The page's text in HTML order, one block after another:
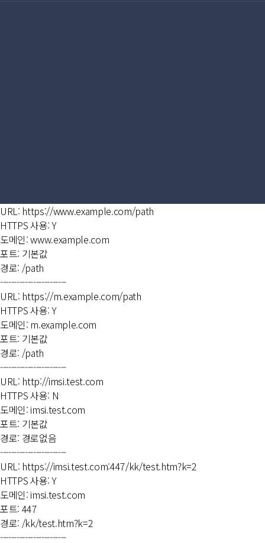
URL: https://www.example.com/path
HTTPS 사용: Y
도메인: www.example.com
포트: 기본값
경로: /path
------------------------
URL: https://m.example.com/path
HTTPS 사용: Y
도메인: m.example.com
포트: 기본값
경로: /path
------------------------
URL: http://imsi.test.com
HTTPS 사용: N
도메인: imsi.test.com
포트: 기본값
경로: 경로없음
------------------------
URL: https://imsi.test.com:447/kk/test.htm?k=2
HTTPS 사용: Y
도메인: imsi.test.com
포트: 447
경로: /kk/test.htm?k=2
------------------------